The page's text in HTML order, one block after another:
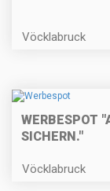
Vöcklabruck
WERBESPOT
SICHERN."
Vöcklabruck